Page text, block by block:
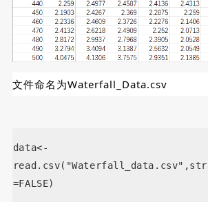
文件命名为Waterfall_Data.csv
data<-
=FALSE)